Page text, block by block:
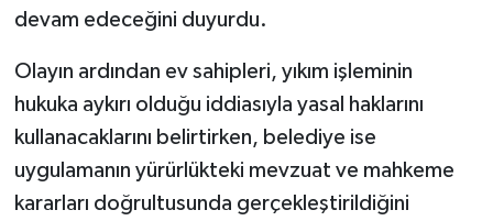
devam edeceğini duyurdu.
Olayın ardından ev sahipleri, yıkım işleminin
hukuka aykırı olduğu iddiasıyla yasal haklarını
kullanacaklarını belirtirken, belediye ise
uygulamanın yürürlükteki mevzuat ve mahkeme
kararları doğrultusunda gerçekleştirildiğini